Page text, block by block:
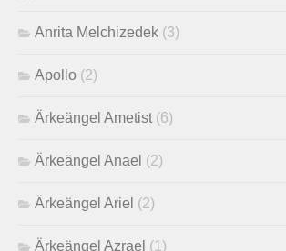
Anrita Melchizedek (3)
Apollo (2)
Ärkeängel Ametist (6)
Ärkeängel Anael (2)
Ärkeängel Ariel (2)
Ärkeängel Azrael (1)